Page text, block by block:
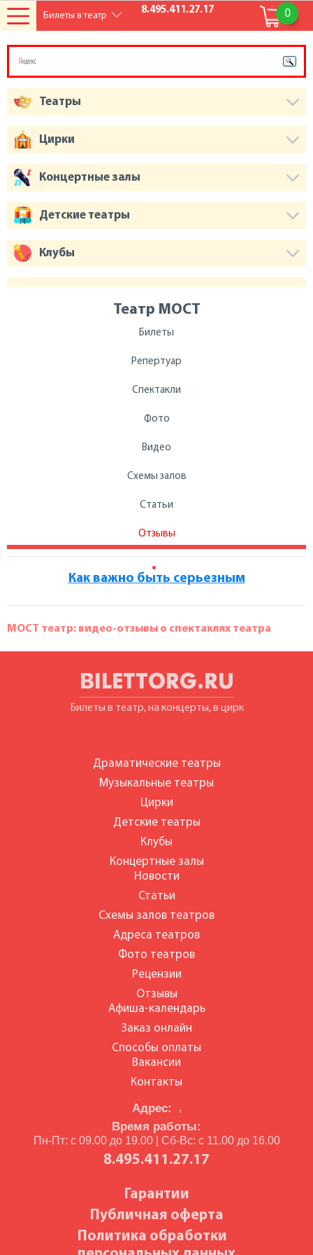
0
8.495.411.27.17
Театр МОСТ
Билеты
Репертуар
Спектакли
Фото
Видео
Схемы залов
Статьи
Отзывы
Как важно быть серьезным
МОСТ театр: видео-отзывы о спектаклях театра
Театры
Цирки
Концертные залы
Детские театры
Клубы
Билеты в театр
BILETTORG.RU
Билеты в театр, на концерты, в цирк
Адрес: ,
Время работы:
Пн-Пт: с 09.00 до 19.00 | Сб-Вс: с 11.00 до 16.00
8.495.411.27.17
Гарантии
Публичная оферта
Политика обработки
Драматические театры
Музыкальные театры
Цирки
Детские театры
Клубы
Концертные залы
Новости
Статьи
Схемы залов театров
Адреса театров
Фото театров
Рецензии
Отзывы
Афиша-календарь
Заказ онлайн
Способы оплаты
Вакансии
Контакты